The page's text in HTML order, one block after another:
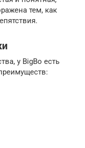
тем, как
у BigBo есть